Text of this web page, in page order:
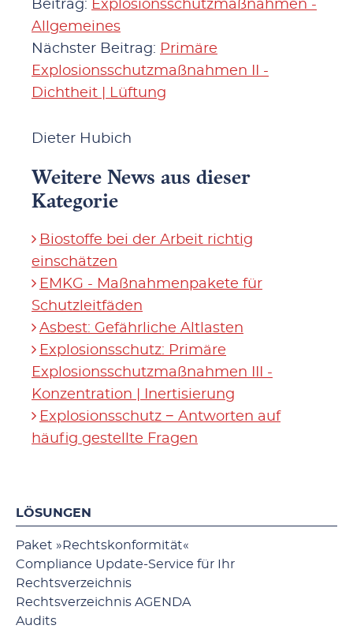
Beitrag: Explosionsschutzmaßnahmen -
Allgemeines
Nächster Beitrag: Primäre
Explosionsschutzmaßnahmen II -
Dichtheit | Lüftung
Dieter Hubich
Weitere News aus dieser
Kategorie
Biostoffe bei der Arbeit richtig
einschätzen
EMKG - Maßnahmenpakete für
Schutzleitfäden
Asbest: Gefährliche Altlasten
Explosionsschutz: Primäre
Explosionsschutzmaßnahmen III -
Konzentration | Inertisierung
Explosionsschutz − Antworten auf
häufig gestellte Fragen
LÖSUNGEN
Paket »Rechtskonformität«
Compliance Update-Service für Ihr
Rechtsverzeichnis
Rechtsverzeichnis AGENDA
Audits